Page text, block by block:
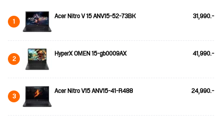
1 Acer Nitro V 15 ANV15-52-73BK 31,990.-
2 HyperX OMEN 15-gb0009AX 41,990.-
3 Acer Nitro V15 ANV15-41-R488 24,990.-